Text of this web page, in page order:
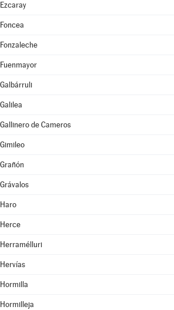
Ezcaray
Foncea
Fonzaleche
Fuenmayor
Galbárruli
Galilea
Gallinero de Cameros
Gimileo
Grañón
Grávalos
Haro
Herce
Herramélluri
Hervías
Hormilla
Hormilleja